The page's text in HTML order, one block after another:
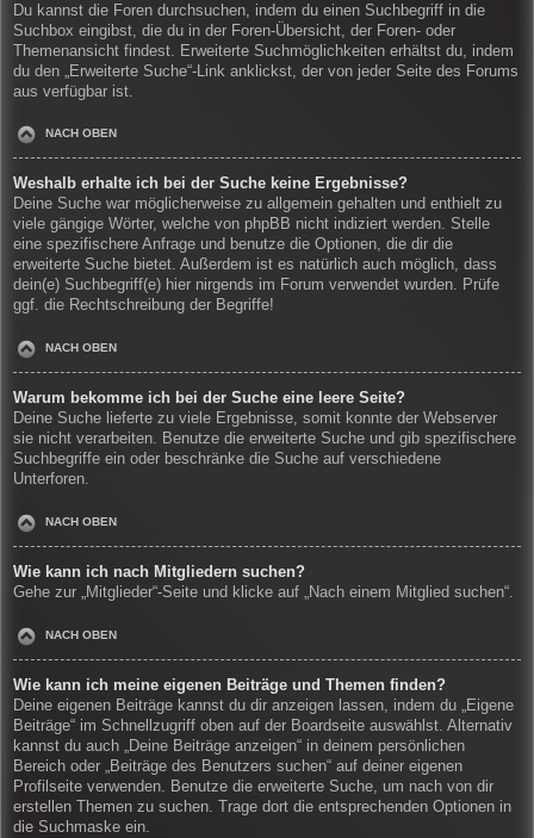
Du kannst die Foren durchsuchen, indem du einen Suchbegriff in die
Suchbox eingibst, die du in der Foren-Übersicht, der Foren- oder
Themenansicht findest. Erweiterte Suchmöglichkeiten erhältst du, indem
du den „Erweiterte Suche“-Link anklickst, der von jeder Seite des Forums
aus verfügbar ist.
NACH OBEN
Weshalb erhalte ich bei der Suche keine Ergebnisse?
Deine Suche war möglicherweise zu allgemein gehalten und enthielt zu
viele gängige Wörter, welche von phpBB nicht indiziert werden. Stelle
eine spezifischere Anfrage und benutze die Optionen, die dir die
erweiterte Suche bietet. Außerdem ist es natürlich auch möglich, dass
dein(e) Suchbegriff(e) hier nirgends im Forum verwendet wurden. Prüfe
ggf. die Rechtschreibung der Begriffe!
NACH OBEN
Warum bekomme ich bei der Suche eine leere Seite?
Deine Suche lieferte zu viele Ergebnisse, somit konnte der Webserver
sie nicht verarbeiten. Benutze die erweiterte Suche und gib spezifischere
Suchbegriffe ein oder beschränke die Suche auf verschiedene
Unterforen.
NACH OBEN
Wie kann ich nach Mitgliedern suchen?
Gehe zur „Mitglieder“-Seite und klicke auf „Nach einem Mitglied suchen“.
NACH OBEN
Wie kann ich meine eigenen Beiträge und Themen finden?
Deine eigenen Beiträge kannst du dir anzeigen lassen, indem du „Eigene
Beiträge“ im Schnellzugriff oben auf der Boardseite auswählst. Alternativ
kannst du auch „Deine Beiträge anzeigen“ in deinem persönlichen
Bereich oder „Beiträge des Benutzers suchen“ auf deiner eigenen
Profilseite verwenden. Benutze die erweiterte Suche, um nach von dir
erstellen Themen zu suchen. Trage dort die entsprechenden Optionen in
die Suchmaske ein.